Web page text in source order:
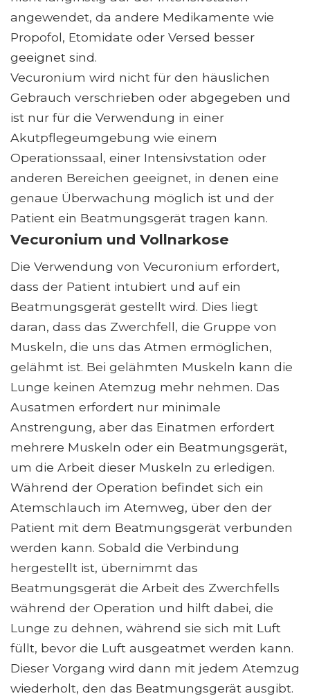
angewendet, da andere Medikamente wie
Propofol, Etomidate oder Versed besser
geeignet sind.
Vecuronium wird nicht für den häuslichen
Gebrauch verschrieben oder abgegeben und
ist nur für die Verwendung in einer
Akutpflegeumgebung wie einem
Operationssaal, einer Intensivstation oder
anderen Bereichen geeignet, in denen eine
genaue Überwachung möglich ist und der
Patient ein Beatmungsgerät tragen kann.
Vecuronium und Vollnarkose
Die Verwendung von Vecuronium erfordert,
dass der Patient intubiert und auf ein
Beatmungsgerät gestellt wird. Dies liegt
daran, dass das Zwerchfell, die Gruppe von
Muskeln, die uns das Atmen ermöglichen,
gelähmt ist. Bei gelähmten Muskeln kann die
Lunge keinen Atemzug mehr nehmen. Das
Ausatmen erfordert nur minimale
Anstrengung, aber das Einatmen erfordert
mehrere Muskeln oder ein Beatmungsgerät,
um die Arbeit dieser Muskeln zu erledigen.
Während der Operation befindet sich ein
Atemschlauch im Atemweg, über den der
Patient mit dem Beatmungsgerät verbunden
werden kann. Sobald die Verbindung
hergestellt ist, übernimmt das
Beatmungsgerät die Arbeit des Zwerchfells
während der Operation und hilft dabei, die
Lunge zu dehnen, während sie sich mit Luft
füllt, bevor die Luft ausgeatmet werden kann.
Dieser Vorgang wird dann mit jedem Atemzug
wiederholt, den das Beatmungsgerät ausgibt.